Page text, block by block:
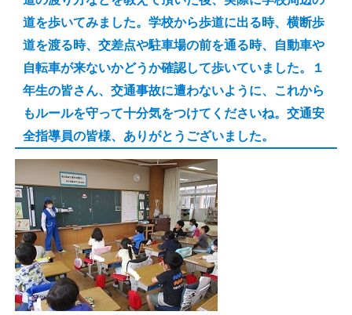
道を歩いてみました。学校から歩道に出る時、横断歩
道を渡る時、交差点や駐車場の前を通る時、自動車や
自転車が来ないかどうか確認して歩いていました。１
年生の皆さん、交通事故に遭わないように、これから
もルールを守って十分気をつけてくださいね。交通安
全指導員の皆様、ありがとうございました。